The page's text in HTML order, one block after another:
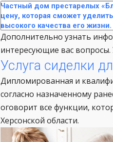
Частный дом престарелых
цену, которая сможет
высокого качества его жизни.
Дополнительно узнать
интересующие вас
Услуга сиделки
Дипломированная и
согласно назначенному
оговорит все функции,
Херсонской области.